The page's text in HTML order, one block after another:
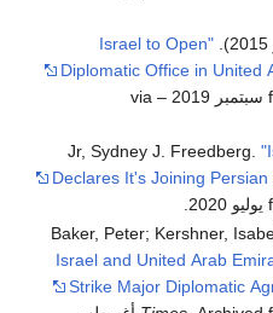
"Israel to Open
Diplomatic Office in United
on 15 سبتمبر 2019 – via
Jr, Sydney J. Freedberg.
Declares It's Joining
Baker, Peter; Kershner,
"Israel and United Arab
Strike Major Diplomatic